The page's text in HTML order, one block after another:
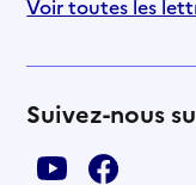
Voir toutes les
Suivez-nous